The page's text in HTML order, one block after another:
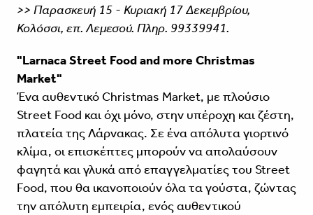
>> Παρασκευή 15 - Κυριακή 17 Δεκεμβρίου,
Κολόσσι, επ. Λεμεσού. Πληρ. 99339941.
"Larnaca Street Food and more Christmas
Market"
Ένα αυθεντικό Christmas Market, με πλούσιο
Street Food και όχι μόνο, στην υπέροχη και ζέστη,
πλατεία της Λάρνακας. Σε ένα απόλυτα γιορτινό
κλίμα, οι επισκέπτες μπορούν να απολαύσουν
φαγητά και γλυκά από επαγγελματίες του Street
Food, που θα ικανοποιούν όλα τα γούστα, ζώντας
την απόλυτη εμπειρία, ενός αυθεντικού